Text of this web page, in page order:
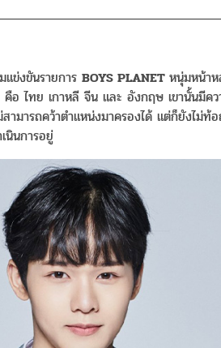
แข่งขันรายการ BOYS PLANET หนุ่มหน้า
อ ไทย เกาหลี จีน และ อังกฤษ เขานั้นมีค
สามารถคว้าตำแหน่งมาครองได้ แต่ก็ยังไ
นินการอยู่